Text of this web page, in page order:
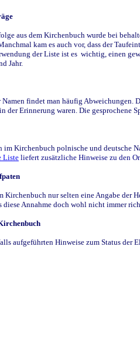
aus dem Kirchenbuch wurde bei
kam es auch vor, dass der
der Liste ist es wichtig, einen
Jahr.
findet man häufig Abweichungen.
der Erinnerung waren. Die
im Kirchenbuch polnische und deutsche
Liste liefert zusätzliche Hinweise zu den
Kirchenbuch nur selten eine Angabe der
diese Annahme doch wohl nicht immer
aufgeführten Hinweise zum Status der